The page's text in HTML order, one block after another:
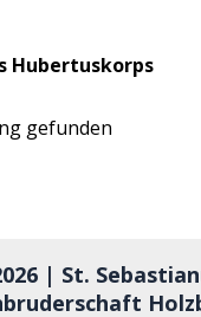
Hubertuskorps
gefunden
| St.